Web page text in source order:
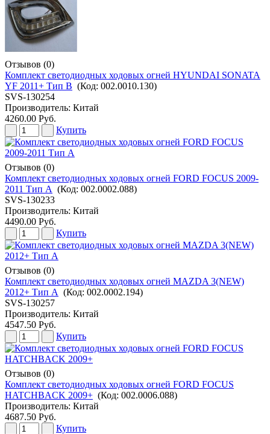
Отзывов (0)
Комплект светодиодных ходовых огней HYUNDAI SONATA
YF 2011+ Тип В (Код: 002.0010.130)
SVS-130254
Производитель: Китай
4260.00 Руб.
Купить
Отзывов (0)
Комплект светодиодных ходовых огней FORD FOCUS 2009-
2011 Тип А (Код: 002.0002.088)
SVS-130233
Производитель: Китай
4490.00 Руб.
Купить
Отзывов (0)
Комплект светодиодных ходовых огней MAZDA 3(NEW)
2012+ Тип А (Код: 002.0002.194)
SVS-130257
Производитель: Китай
4547.50 Руб.
Купить
Отзывов (0)
Комплект светодиодных ходовых огней FORD FOCUS
HATCHBACK 2009+ (Код: 002.0006.088)
Производитель: Китай
4687.50 Руб.
Купить